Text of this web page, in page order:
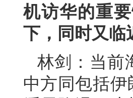
机访华的重
下，同时又临
林剑：当前
中方同包括